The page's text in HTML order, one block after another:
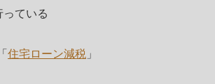
ている
住宅ローン減税 」